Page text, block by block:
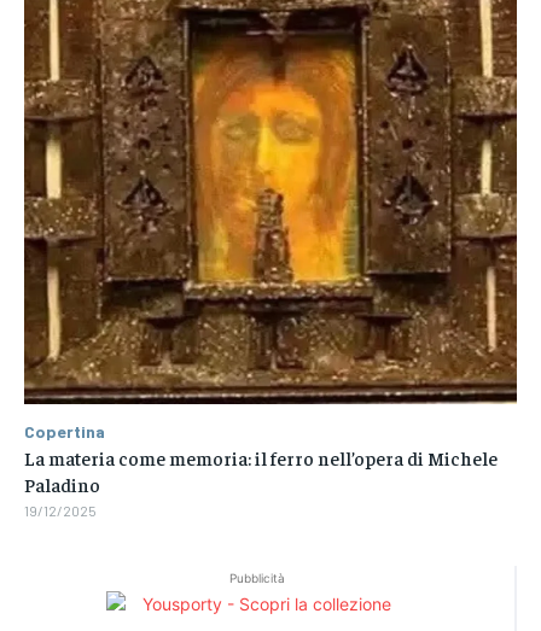
Pubblicità
Copertina
La materia come memoria: il ferro nell’opera di Michele
Paladino
19/12/2025